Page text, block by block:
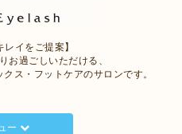
レイをご提案】
お過ごしいただける、
ス・フットケアのサロンです。
ー